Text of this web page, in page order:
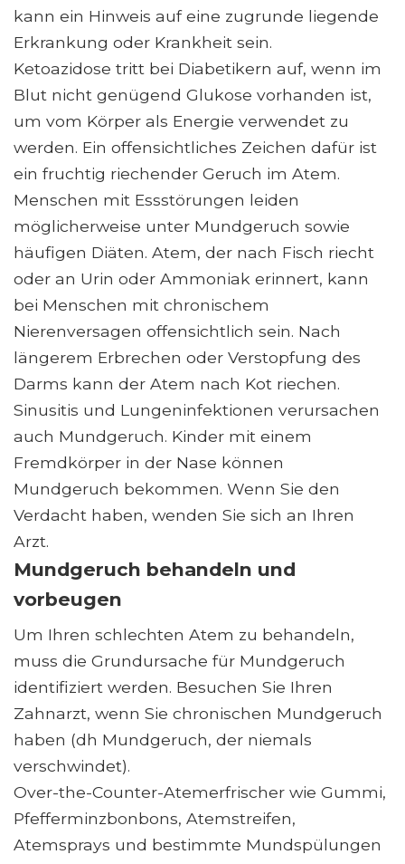
kann ein Hinweis auf eine zugrunde liegende
Erkrankung oder Krankheit sein.
Ketoazidose tritt bei Diabetikern auf, wenn im
Blut nicht genügend Glukose vorhanden ist,
um vom Körper als Energie verwendet zu
werden. Ein offensichtliches Zeichen dafür ist
ein fruchtig riechender Geruch im Atem.
Menschen mit Essstörungen leiden
möglicherweise unter Mundgeruch sowie
häufigen Diäten. Atem, der nach Fisch riecht
oder an Urin oder Ammoniak erinnert, kann
bei Menschen mit chronischem
Nierenversagen offensichtlich sein. Nach
längerem Erbrechen oder Verstopfung des
Darms kann der Atem nach Kot riechen.
Sinusitis und Lungeninfektionen verursachen
auch Mundgeruch. Kinder mit einem
Fremdkörper in der Nase können
Mundgeruch bekommen. Wenn Sie den
Verdacht haben, wenden Sie sich an Ihren
Arzt.
Mundgeruch behandeln und
vorbeugen
Um Ihren schlechten Atem zu behandeln,
muss die Grundursache für Mundgeruch
identifiziert werden. Besuchen Sie Ihren
Zahnarzt, wenn Sie chronischen Mundgeruch
haben (dh Mundgeruch, der niemals
verschwindet).
Over-the-Counter-Atemerfrischer wie Gummi,
Pfefferminzbonbons, Atemstreifen,
Atemsprays und bestimmte Mundspülungen